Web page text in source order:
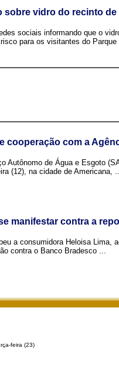
sobre vidro do recinto de
sociais informando que o
para os visitantes do Parque
cooperação com a
Autônomo de Água e Esgoto
(12), na cidade de Americana,
manifestar contra a
a consumidora Heloisa Lima,
contra o Banco Bradesco ...
feira (23)